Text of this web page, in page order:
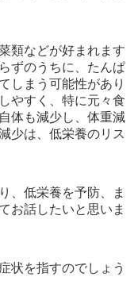
類などが好まれます
ずのうちに、たんぱ
しまう可能性があり
やすく、特に元々食
体も減少し、体重減
少は、低栄養のリス
、低栄養を予防、ま
お話したいと思いま
状を指すのでしょう